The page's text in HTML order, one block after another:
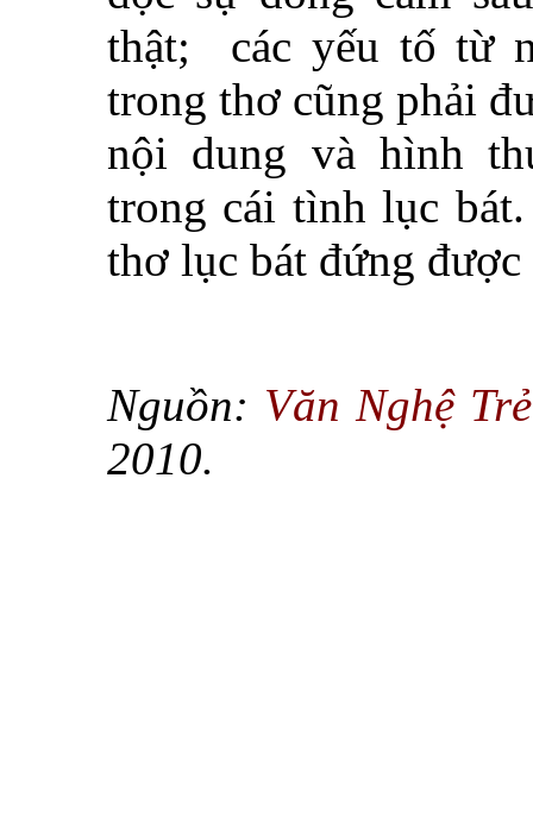
thật; các yếu tố từ
trong thơ cũng phải
nội dung và hình
trong cái tình lục
thơ lục bát đứng
Nguồn: Văn Nghệ Trẻ
2010.